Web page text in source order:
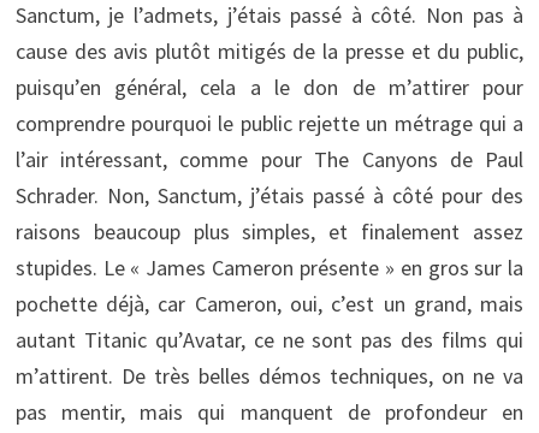
Sanctum, je l’admets, j’étais passé à côté. Non pas à
cause des avis plutôt mitigés de la presse et du public,
puisqu’en général, cela a le don de m’attirer pour
comprendre pourquoi le public rejette un métrage qui a
l’air intéressant, comme pour The Canyons de Paul
Schrader. Non, Sanctum, j’étais passé à côté pour des
raisons beaucoup plus simples, et finalement assez
stupides. Le « James Cameron présente » en gros sur la
pochette déjà, car Cameron, oui, c’est un grand, mais
autant Titanic qu’Avatar, ce ne sont pas des films qui
m’attirent. De très belles démos techniques, on ne va
pas mentir, mais qui manquent de profondeur en